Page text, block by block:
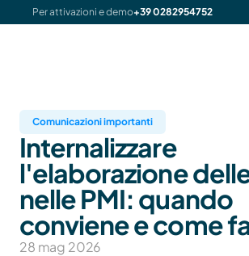
Per attivazioni e demo+39 0282954752
Comunicazioni importanti
Internalizzare
l'elaborazione
nelle PMI: quando
conviene e come
28 mag 2026